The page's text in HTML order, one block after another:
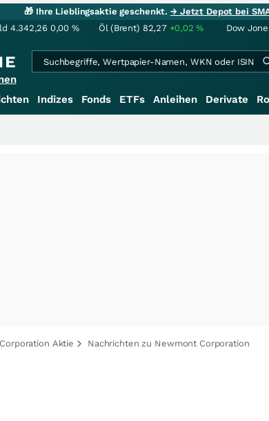
🎁 Ihre Lieblingsaktie geschenkt.→ Jetzt Depot bei
4.342,26 0,00 % Öl (Brent) 82,27 +0,02% Dow
Indizes Fonds ETFs Anleihen Derivate
Aktie Nachrichten zu Newmont Corporation